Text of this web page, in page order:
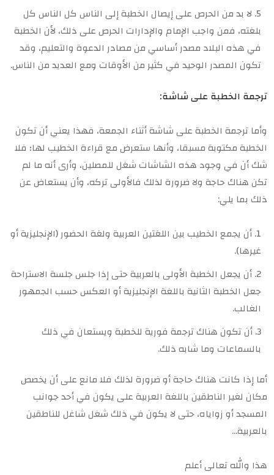
لا بد من الحرص على إيصال الخطبة إلى الناس كل الناس كل
بلغته، فمن واجب الإمام والإدارات الحرص على ذلك، لأن الخطبة
في هذه البلاد مصدر أساسي من مصادر الدعوة والتعليم، وقد
تكون المصدر الوحيد في كثير من الأوقات ومع العديد من الناس.
ترجمة الخطبة على شاشة:
وأما ترجمة الخطبة على شاشة أثناء الجمعة، فهذا يعني أن تكون
الخطبة مكتوبة مسبقا، وأنها ستعرض مع قراءة الخطيب لها؛ فلا
شك أن في وجود هذه الشاشات شغل للمصلين، وأرى أنه ما لم
تكن هناك حاجة ولا ضرورة لذلك فالأولى تركه، وأن يستعاض عن
ذلك بما يلي:
أن يجمع الخطيب بين اللغتين العربية ولغة الحضور (الإنجليزية أو
غيرها).
أن يجعل الخطبة الأولى بالعربية حتى إذا جلس جلسة الاستراحة
جعل الخطبة الثانية باللغة الإنجليزية أو العكس حسب الجمهور
الغالب.
أن تكون هناك ترجمة فورية للخطبة ويستعان في ذلك
بالسماعات وما شابه ذلك.
أما إذا كانت هناك حاجة أو ضرورة لذلك فلا مانع على أن يخصص
مكان لغير الناطقين باللغة العربية على يكون في أحد جوانب
المسجد أو زواياه، حتى لا يكون في ذلك شغل شاغل للناطقين
بالعربية…
هذا والله تعالى أعلم